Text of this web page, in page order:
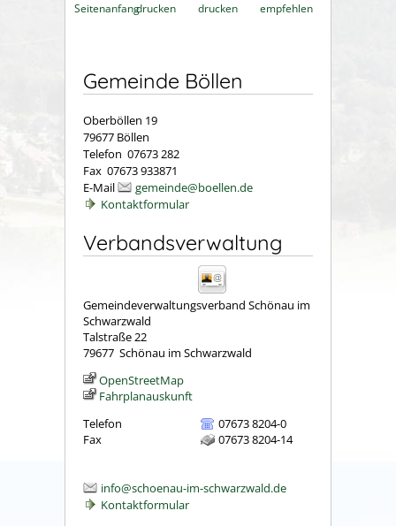
Seitenanfangdrucken
drucken
empfehlen
Gemeinde Böllen
Oberböllen 19
79677 Böllen
Telefon 07673 282
Fax 07673 933871
E-Mail
gemeinde@boellen.de
Kontaktformular
Verbandsverwaltung
Gemeindeverwaltungsverband Schönau im
Schwarzwald
Talstraße 22
79677 Schönau im Schwarzwald
OpenStreetMap
Fahrplanauskunft
Telefon
07673 8204-0
Fax
07673 8204-14
info@schoenau-im-schwarzwald.de
Kontaktformular